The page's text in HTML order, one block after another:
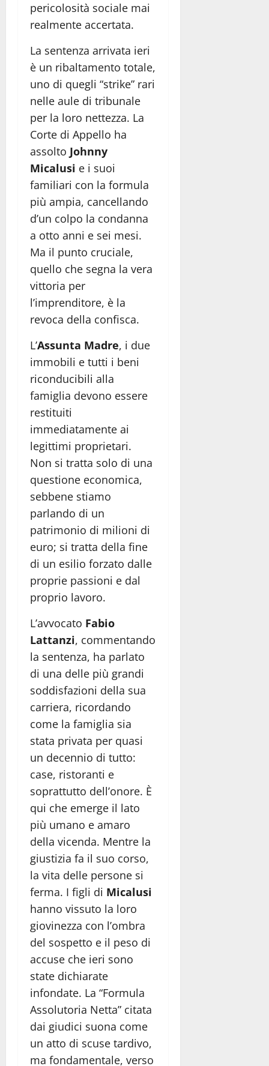
pericolosità sociale mai
realmente accertata.
La sentenza arrivata ieri
è un ribaltamento totale,
uno di quegli “strike” rari
nelle aule di tribunale
per la loro nettezza. La
Corte di Appello ha
assolto Johnny
Micalusi e i suoi
familiari con la formula
più ampia, cancellando
d’un colpo la condanna
a otto anni e sei mesi.
Ma il punto cruciale,
quello che segna la vera
vittoria per
l’imprenditore, è la
revoca della confisca.
L’Assunta Madre, i due
immobili e tutti i beni
riconducibili alla
famiglia devono essere
restituiti
immediatamente ai
legittimi proprietari.
Non si tratta solo di una
questione economica,
sebbene stiamo
parlando di un
patrimonio di milioni di
euro; si tratta della fine
di un esilio forzato dalle
proprie passioni e dal
proprio lavoro.
L’avvocato Fabio
Lattanzi, commentando
la sentenza, ha parlato
di una delle più grandi
soddisfazioni della sua
carriera, ricordando
come la famiglia sia
stata privata per quasi
un decennio di tutto:
case, ristoranti e
soprattutto dell’onore. È
qui che emerge il lato
più umano e amaro
della vicenda. Mentre la
giustizia fa il suo corso,
la vita delle persone si
ferma. I figli di Micalusi
hanno vissuto la loro
giovinezza con l’ombra
del sospetto e il peso di
accuse che ieri sono
state dichiarate
infondate. La “Formula
Assolutoria Netta” citata
dai giudici suona come
un atto di scuse tardivo,
ma fondamentale, verso